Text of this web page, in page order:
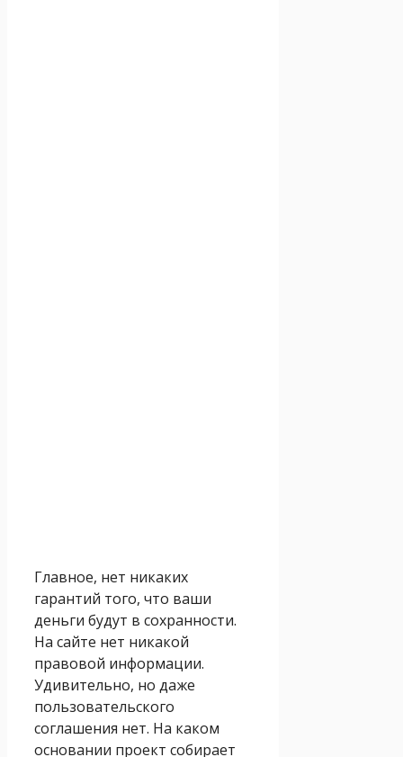
Главное, нет никаких
гарантий того, что ваши
деньги будут в сохранности.
На сайте нет никакой
правовой информации.
Удивительно, но даже
пользовательского
соглашения нет. На каком
основании проект собирает